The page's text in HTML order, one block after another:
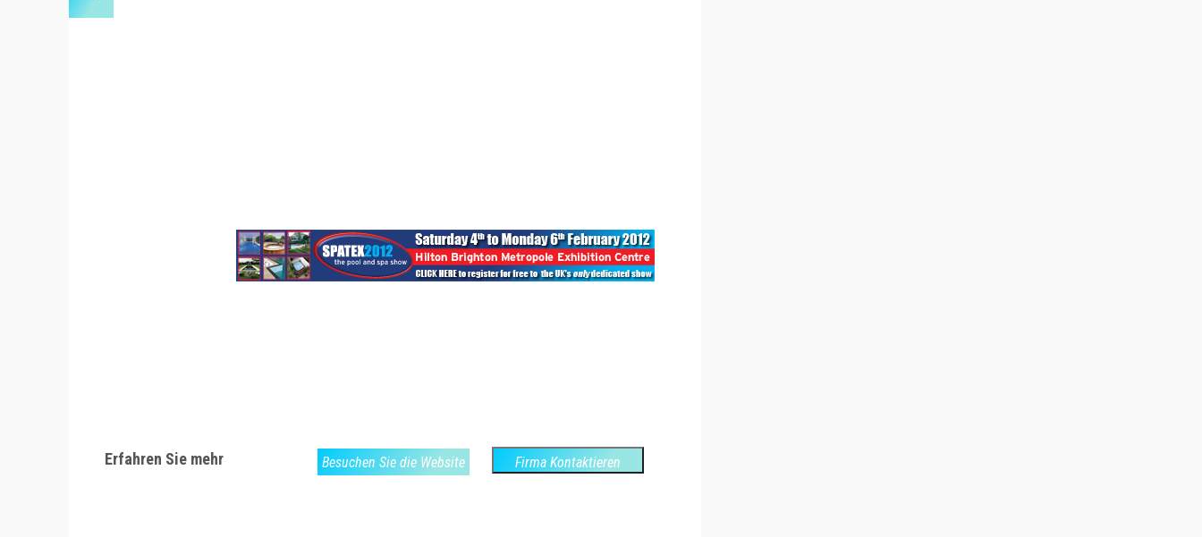
Erfahren Sie mehr Besuchen Sie die Website Firma Kontaktieren